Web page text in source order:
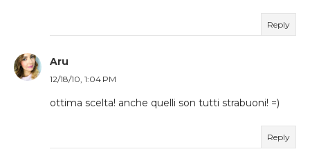
Reply
Aru
12/18/10, 1:04 PM
ottima scelta! anche quelli son tutti strabuoni! =)
Reply